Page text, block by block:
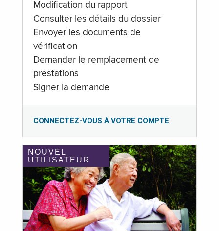
Modification du rapport
Consulter les détails du dossier
Envoyer les documents de
vérification
Demander le remplacement de
prestations
Signer la demande
CONNECTEZ-VOUS À VOTRE COMPTE
NOUVEL
UTILISATEUR